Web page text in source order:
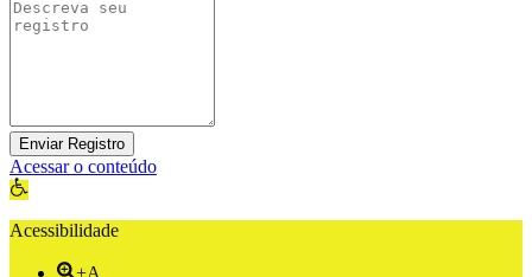
Enviar Registro
Acessar o conteúdo
Abrir a barra de ferramentas
Acessibilidade
+A